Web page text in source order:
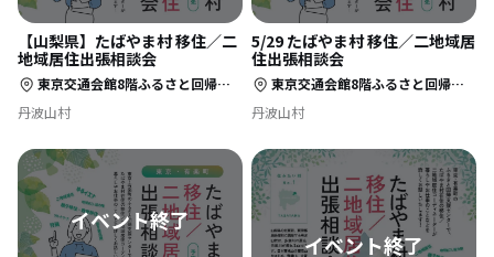
【山梨県】たばやま村 移住／二
地域居住出張相談会
東京交通会館8階ふるさと回帰支援センター・東京（東京・有楽町）
丹波山村
5/29 たばやま村 移住／二地域居
住出張相談会
東京交通会館8階ふるさと回帰支援センター・東京（東京・有楽町）
丹波山村